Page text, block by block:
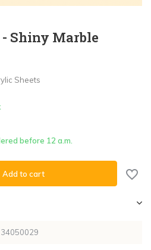
Shiny Marble
Sheets
before 12 a.m.
Add to cart
34050029